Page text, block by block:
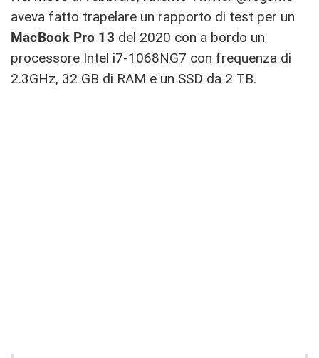
aveva fatto trapelare un rapporto di test per un
MacBook Pro 13 del 2020 con a bordo un
processore Intel i7-1068NG7 con frequenza di
2.3GHz, 32 GB di RAM e un SSD da 2 TB.